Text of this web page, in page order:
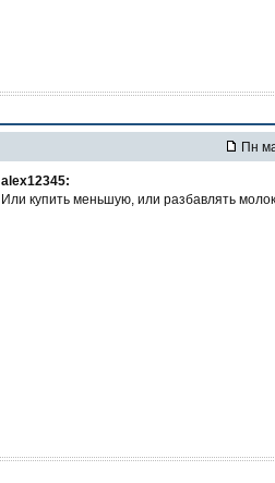
Пн
alex12345:
Или купить меньшую, или разбавлять